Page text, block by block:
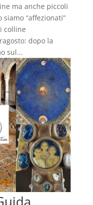
ma anche piccoli
“affezionati”
colline
dopo la
sul...